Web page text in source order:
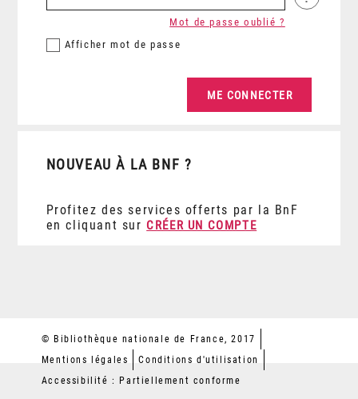
Afficher mot de passe
Mot de passe oublié ?
NOUVEAU À LA BNF ?
Profitez des services offerts par la BnF
en cliquant sur CRÉER UN COMPTE
© Bibliothèque nationale de France, 2017
Mentions légales
Conditions d'utilisation
Accessibilité : Partiellement conforme